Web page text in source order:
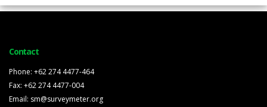
Contact
Phone: +62 274 4477-464
Fax: +62 274 4477-004
Email: sm@surveymeter.org